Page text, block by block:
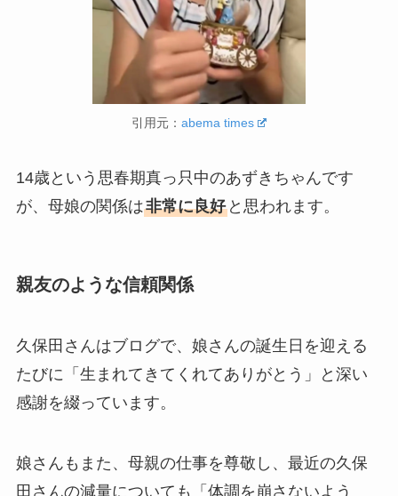
引用元： abema times
14歳という思春期真っ只中のあずきちゃんです
が、母娘の関係は非常に良好と思われます。
親友のような信頼関係
久保田さんはブログで、娘さんの誕生日を迎える
たびに「生まれてきてくれてありがとう」と深い
感謝を綴っています。
娘さんもまた、母親の仕事を尊敬し、最近の久保
田さんの減量についても「体調を崩さないよう